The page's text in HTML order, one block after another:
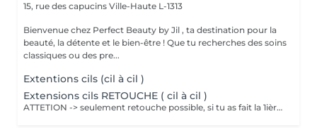
15, rue des capucins Ville-Haute L-1313
Bienvenue chez Perfect Beauty by Jil , ta destination pour la
beauté, la détente et le bien-être ! Que tu recherches des soins
classiques ou des pre...
Extentions cils (cil à cil )
Extensions cils RETOUCHE ( cil à cil )
ATTETION -> seulement retouche possible, si tu as fait la 1ière pose chez nous. 1ier rdv -> réserve 1 pose complète stp 155€ Si tu réserves quand même, ton rendez-vous sera automatiquement transformé en rendez-vous pour une pose complète. 30-60 min -> 70-100 Euro